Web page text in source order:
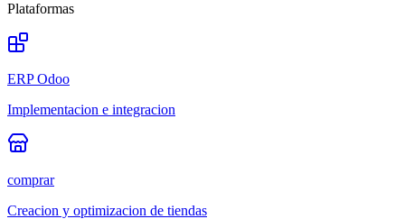
Plataformas
ERP Odoo
Implementacion e integracion
comprar
Creacion y optimizacion de tiendas